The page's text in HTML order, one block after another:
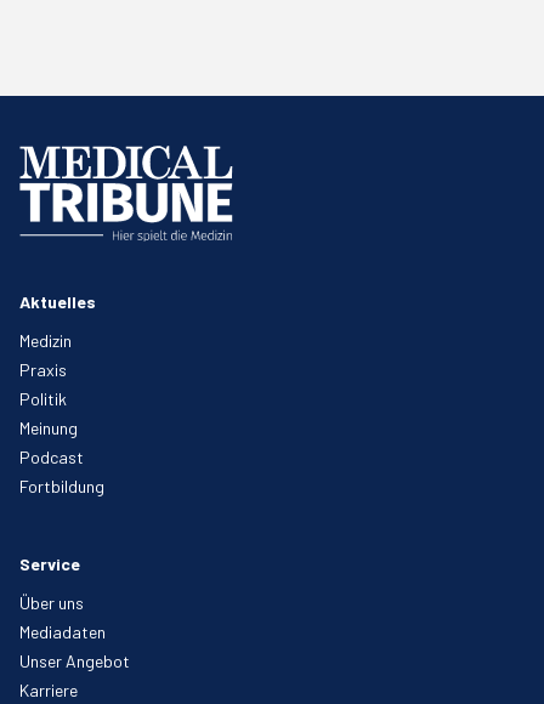
Aktuelles
Medizin
Praxis
Politik
Meinung
Podcast
Fortbildung
Service
Über uns
Mediadaten
Unser Angebot
Karriere